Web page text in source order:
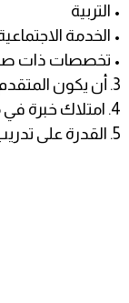
• التربية
• الخدمة
• تخصصات ذات
3. أن يكون المتقدم/ة من سكان المخيم الجديد.
4. امتلاك خبرة في مبادئ حماية الطفل أو الإسعافات الأولية.
5. القدرة على تدريب فئة اليافعين من عمر 15 – 18 عامًا.